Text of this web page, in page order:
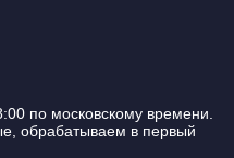
по московскому времени.
обрабатываем в первый